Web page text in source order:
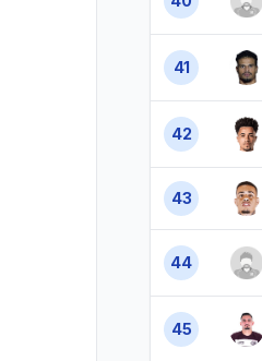
41
42
43
44
45